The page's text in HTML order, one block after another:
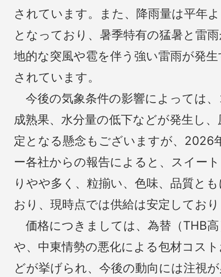
されています。また、降雨量は平年
となっており、暑季特有の猛暑と雷
地的な突風や雹を伴う強い雷雨が発
されています。
今後の気象条件の影響によっては
成熟果、水分量の低下などが発生し
定となる懸念もございますが、2026
ー各社からの報告によると、スイー
りやや多く、粒揃い、色味、品質と
おり、現時点では供給は安定してお
価格につきましては、為替（THB
や、中東情勢の悪化による包材コス
どが挙げられ、今後の動向には注視